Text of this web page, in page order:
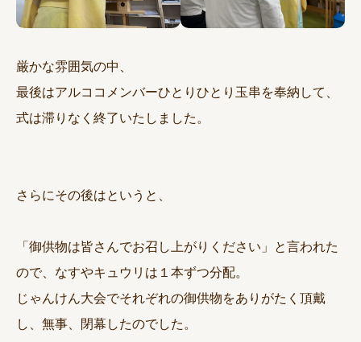
厳かな雰囲気の中、
最後はアルココメンバーひとりひとり玉串を奉納して、
式は滞りなく終了いたしました。
さらにその後はというと、
「御供物は皆さんでお召し上がりください」と言われた
ので、なすやキュウリは１本ずつ分配。
じゃんけん大会でそれぞれの御供物をありがたく頂戴
し、無事、閉幕したのでした。